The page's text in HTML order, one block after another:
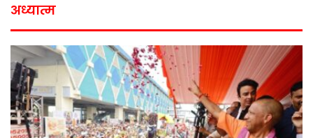
अध्यात्म